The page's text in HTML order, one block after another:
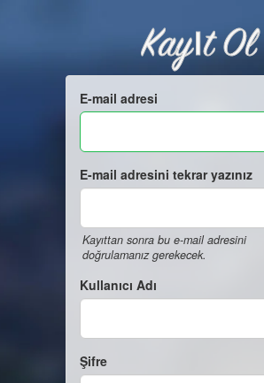
Kayıt Ol
E-mail adresi
E-mail adresini tekrar yazınız
Kayıttan sonra bu e-mail adresini
doğrulamanız gerekecek.
Kullanıcı Adı
Şifre